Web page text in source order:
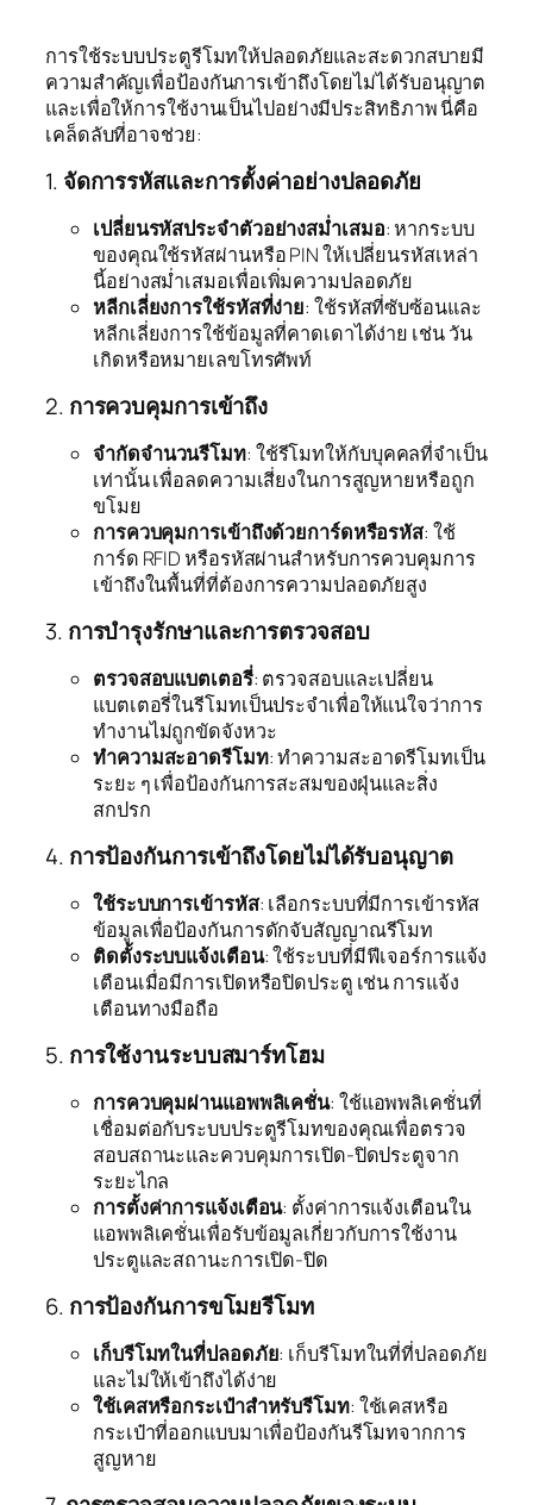
การใช้ระบบประตูรีโมทให้ปลอดภัยและสะดวกสบายมี
ความสำคัญเพื่อป้องกันการเข้าถึงโดยไม่ได้รับอนุญาต
และเพื่อให้การใช้งานเป็นไปอย่างมีประสิทธิภาพ นี่คือ
เคล็ดลับที่อาจช่วย:
1. จัดการรหัสและการตั้งค่าอย่างปลอดภัย
เปลี่ยนรหัสประจำตัวอย่างสม่ำเสมอ: หากระบบ
ของคุณใช้รหัสผ่านหรือ PIN ให้เปลี่ยนรหัสเหล่า
นี้อย่างสม่ำเสมอเพื่อเพิ่มความปลอดภัย
หลีกเลี่ยงการใช้รหัสที่ง่าย: ใช้รหัสที่ซับซ้อนและ
หลีกเลี่ยงการใช้ข้อมูลที่คาดเดาได้ง่าย เช่น วัน
เกิดหรือหมายเลขโทรศัพท์
2. การควบคุมการเข้าถึง
จำกัดจำนวนรีโมท: ใช้รีโมทให้กับบุคคลที่จำเป็น
เท่านั้น เพื่อลดความเสี่ยงในการสูญหายหรือถูก
ขโมย
การควบคุมการเข้าถึงด้วยการ์ดหรือรหัส: ใช้
การ์ด RFID หรือรหัสผ่านสำหรับการควบคุมการ
เข้าถึงในพื้นที่ที่ต้องการความปลอดภัยสูง
3. การบำรุงรักษาและการตรวจสอบ
ตรวจสอบแบตเตอรี่: ตรวจสอบและเปลี่ยน
แบตเตอรี่ในรีโมทเป็นประจำเพื่อให้แน่ใจว่าการ
ทำงานไม่ถูกขัดจังหวะ
ทำความสะอาดรีโมท: ทำความสะอาดรีโมทเป็น
ระยะ ๆ เพื่อป้องกันการสะสมของฝุ่นและสิ่ง
สกปรก
4. การป้องกันการเข้าถึงโดยไม่ได้รับอนุญาต
ใช้ระบบการเข้ารหัส: เลือกระบบที่มีการเข้ารหัส
ข้อมูลเพื่อป้องกันการดักจับสัญญาณรีโมท
ติดตั้งระบบแจ้งเตือน: ใช้ระบบที่มีฟีเจอร์การแจ้ง
เตือนเมื่อมีการเปิดหรือปิดประตู เช่น การแจ้ง
เตือนทางมือถือ
5. การใช้งานระบบสมาร์ทโฮม
การควบคุมผ่านแอพพลิเคชั่น: ใช้แอพพลิเคชั่นที่
เชื่อมต่อกับระบบประตูรีโมทของคุณเพื่อตรวจ
สอบสถานะและควบคุมการเปิด-ปิดประตูจาก
ระยะไกล
การตั้งค่าการแจ้งเตือน: ตั้งค่าการแจ้งเตือนใน
แอพพลิเคชั่นเพื่อรับข้อมูลเกี่ยวกับการใช้งาน
ประตูและสถานะการเปิด-ปิด
6. การป้องกันการขโมยรีโมท
เก็บรีโมทในที่ปลอดภัย: เก็บรีโมทในที่ที่ปลอดภัย
และไม่ให้เข้าถึงได้ง่าย
ใช้เคสหรือกระเป๋าสำหรับรีโมท: ใช้เคสหรือ
กระเป๋าที่ออกแบบมาเพื่อป้องกันรีโมทจากการ
สูญหาย